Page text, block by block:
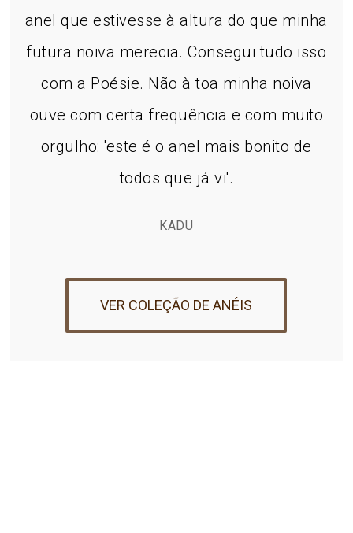
anel que estivesse à altura do que minha
futura noiva merecia. Consegui tudo isso
com a Poésie. Não à toa minha noiva
ouve com certa frequência e com muito
orgulho: 'este é o anel mais bonito de
todos que já vi'.
KADU
VER COLEÇÃO DE ANÉIS